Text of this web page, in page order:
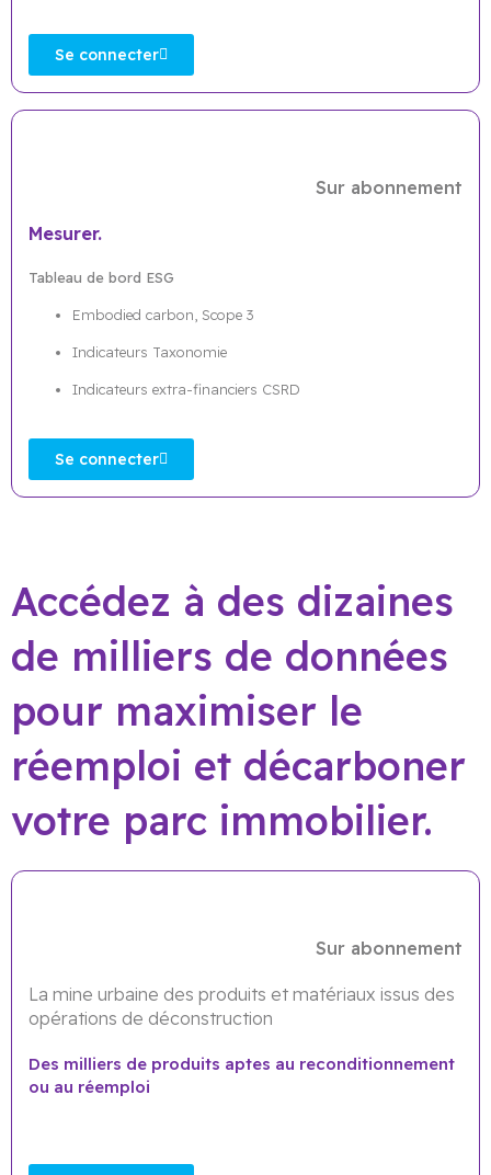
Se connecter
Sur abonnement
Mesurer.
Tableau de bord ESG
Embodied carbon, Scope 3
Indicateurs Taxonomie
Indicateurs extra-financiers CSRD
Se connecter
Accédez à des dizaines
de milliers de données
pour maximiser le
réemploi et décarboner
votre parc immobilier.
Sur abonnement
La mine urbaine des produits et matériaux issus des
opérations de déconstruction
Des milliers de produits aptes au reconditionnement
ou au réemploi